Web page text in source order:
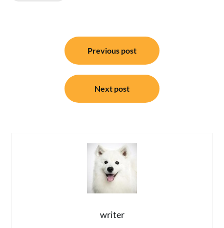
Previous post
Next post
writer